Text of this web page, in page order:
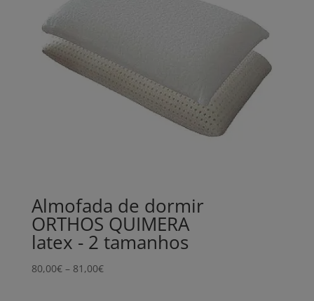
Almofada de dormir
ORTHOS QUIMERA
latex - 2 tamanhos
80,00€ – 81,00€Price